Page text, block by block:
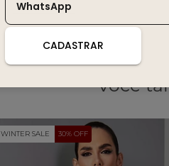
você
WINTER SALE 30% OFF
WhatsApp
CADASTRAR